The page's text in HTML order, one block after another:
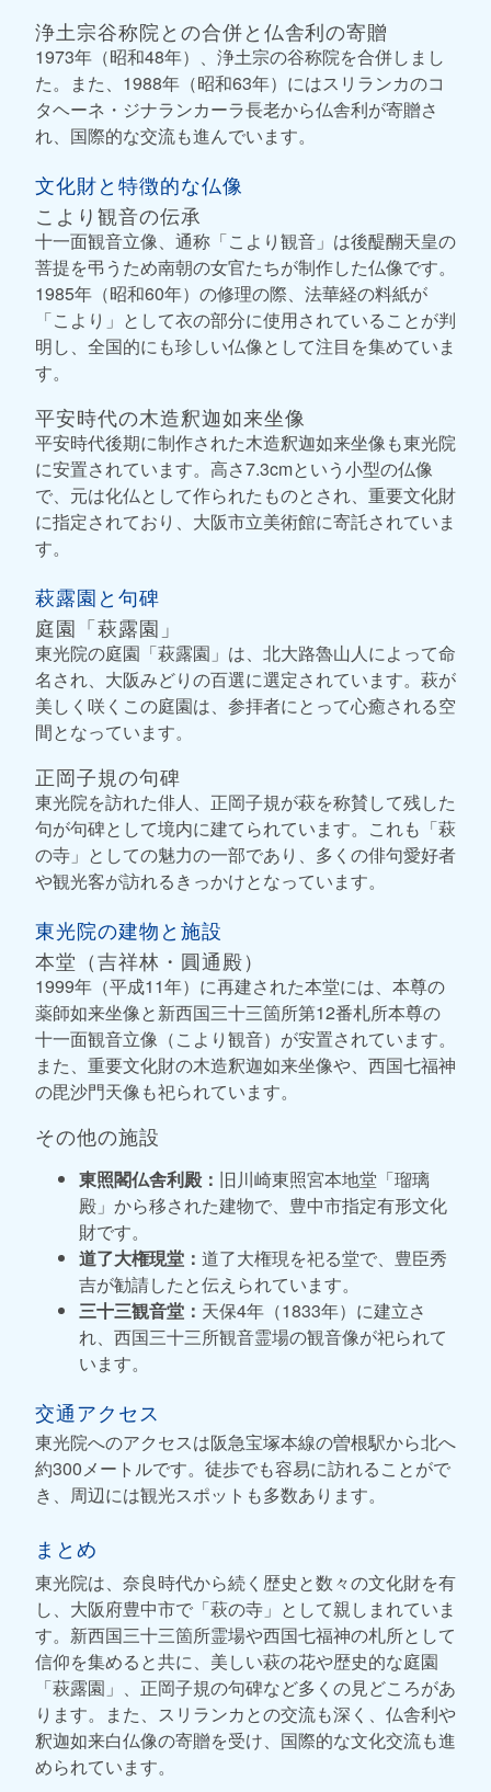
浄土宗谷称院との合併と仏舎利の寄贈
1973年（昭和48年）、浄土宗の谷称院を合併しまし
た。また、1988年（昭和63年）にはスリランカのコ
タヘーネ・ジナランカーラ長老から仏舎利が寄贈さ
れ、国際的な交流も進んでいます。
文化財と特徴的な仏像
こより観音の伝承
十一面観音立像、通称「こより観音」は後醍醐天皇の
菩提を弔うため南朝の女官たちが制作した仏像です。
1985年（昭和60年）の修理の際、法華経の料紙が
「こより」として衣の部分に使用されていることが判
明し、全国的にも珍しい仏像として注目を集めていま
す。
平安時代の木造釈迦如来坐像
平安時代後期に制作された木造釈迦如来坐像も東光院
に安置されています。高さ7.3cmという小型の仏像
で、元は化仏として作られたものとされ、重要文化財
に指定されており、大阪市立美術館に寄託されていま
す。
萩露園と句碑
庭園「萩露園」
東光院の庭園「萩露園」は、北大路魯山人によって命
名され、大阪みどりの百選に選定されています。萩が
美しく咲くこの庭園は、参拝者にとって心癒される空
間となっています。
正岡子規の句碑
東光院を訪れた俳人、正岡子規が萩を称賛して残した
句が句碑として境内に建てられています。これも「萩
の寺」としての魅力の一部であり、多くの俳句愛好者
や観光客が訪れるきっかけとなっています。
東光院の建物と施設
本堂（吉祥林・圓通殿）
1999年（平成11年）に再建された本堂には、本尊の
薬師如来坐像と新西国三十三箇所第12番札所本尊の
十一面観音立像（こより観音）が安置されています。
また、重要文化財の木造釈迦如来坐像や、西国七福神
の毘沙門天像も祀られています。
その他の施設
東照閣仏舎利殿： 旧川崎東照宮本地堂「瑠璃
殿」から移された建物で、豊中市指定有形文化
財です。
道了大権現堂： 道了大権現を祀る堂で、豊臣秀
吉が勧請したと伝えられています。
三十三観音堂： 天保4年（1833年）に建立さ
れ、西国三十三所観音霊場の観音像が祀られて
います。
交通アクセス
東光院へのアクセスは阪急宝塚本線の曽根駅から北へ
約300メートルです。徒歩でも容易に訪れることがで
き、周辺には観光スポットも多数あります。
まとめ
東光院は、奈良時代から続く歴史と数々の文化財を有
し、大阪府豊中市で「萩の寺」として親しまれていま
す。新西国三十三箇所霊場や西国七福神の札所として
信仰を集めると共に、美しい萩の花や歴史的な庭園
「萩露園」、正岡子規の句碑など多くの見どころがあ
ります。また、スリランカとの交流も深く、仏舎利や
釈迦如来白仏像の寄贈を受け、国際的な文化交流も進
められています。